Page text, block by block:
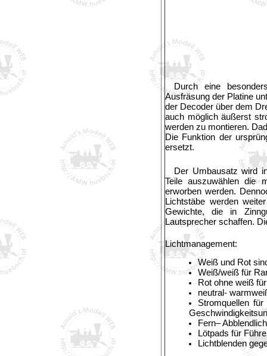
Durch eine
Ausfräsung der Platine
der Decoder über dem
auch möglich äußerst
werden zu montieren.
Die Funktion der
ersetzt.
Der Umbausatz wird
Teile auszuwählen die
erworben werden.
Lichtstäbe werden
Gewichte, die in
Lautsprecher schaffen.
Lichtmanagement:
Weiß und Rot
Weiß/weiß für
Rot ohne weiß
neutral-
Stromquellen
Fern–
Lötpads für
Lichtblenden